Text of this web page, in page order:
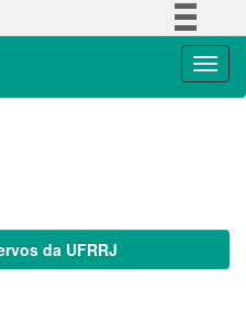
da UFRRJ